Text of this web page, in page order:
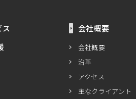
会社概要
会社概要
沿革
アクセス
主なクライアント